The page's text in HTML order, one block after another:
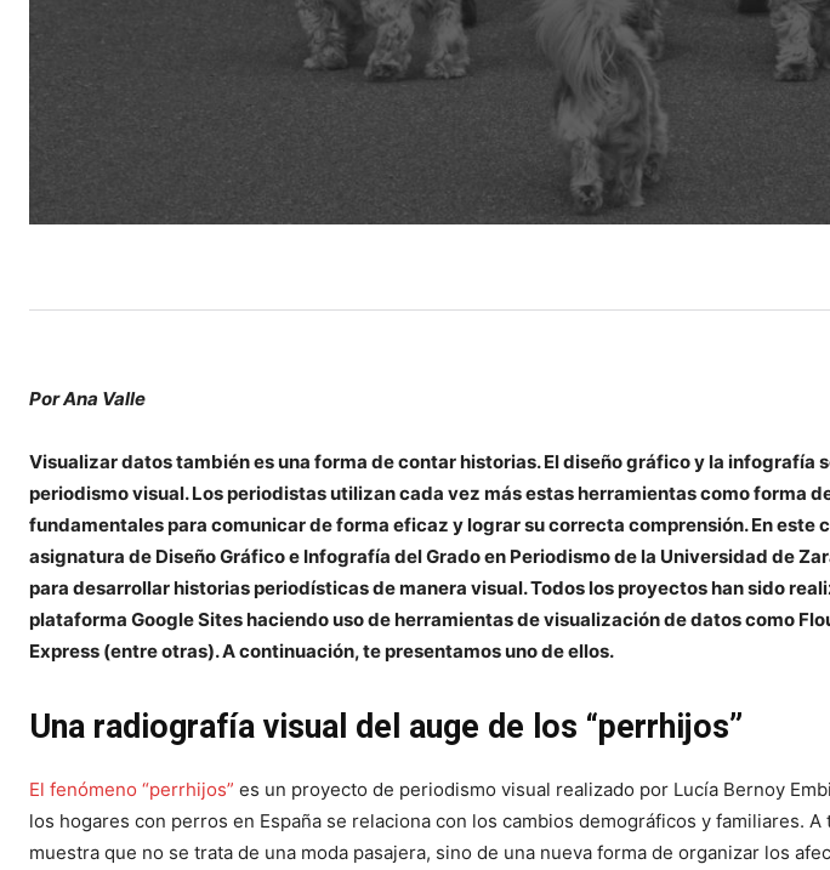
Por Ana Valle
Visualizar datos también es una forma de contar historias. El diseño gráfico y la infografía
periodismo visual. Los periodistas utilizan cada vez más estas herramientas como forma
fundamentales para comunicar de forma eficaz y lograr su correcta comprensión. En este
asignatura de Diseño Gráfico e Infografía del Grado en Periodismo de la Universidad de
para desarrollar historias periodísticas de manera visual. Todos los proyectos han sido
plataforma Google Sites haciendo uso de herramientas de visualización de datos como
Express (entre otras). A continuación, te presentamos uno de ellos.
Una radiografía visual del auge de los “perrhijos”
El fenómeno “perrhijos” es un proyecto de periodismo visual realizado por Lucía Bernoy
los hogares con perros en España se relaciona con los cambios demográficos y familiares.
muestra que no se trata de una moda pasajera, sino de una nueva forma de organizar los